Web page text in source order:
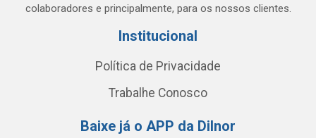
colaboradores e principalmente, para os nossos clientes.
Institucional
Política de Privacidade
Trabalhe Conosco
Baixe já o APP da Dilnor